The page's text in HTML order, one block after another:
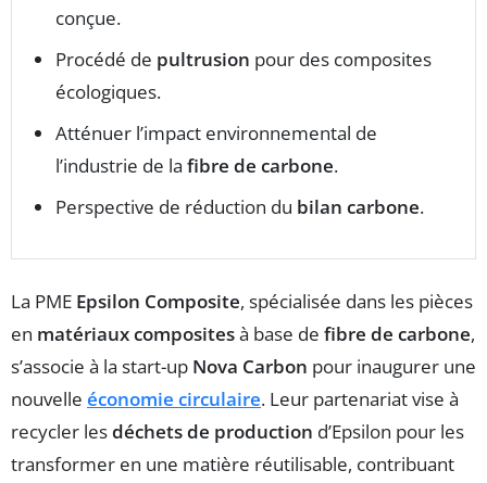
conçue.
Procédé de pultrusion pour des composites
écologiques.
Atténuer l’impact environnemental de
l’industrie de la fibre de carbone.
Perspective de réduction du bilan carbone.
La PME Epsilon Composite, spécialisée dans les pièces
en matériaux compositesà base de fibre de carbone,
s’associe à la start-up Nova Carbon pour inaugurer une
nouvelle économie circulaire. Leur partenariat vise à
recycler lesdéchets de production d’Epsilon pour les
transformer en une matière réutilisable, contribuant